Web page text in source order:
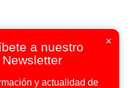
×
a nuestro
Newsletter
y actualidad de